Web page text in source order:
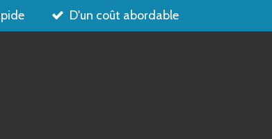
D'un coût abordable